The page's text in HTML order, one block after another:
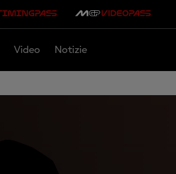
Video Notizie